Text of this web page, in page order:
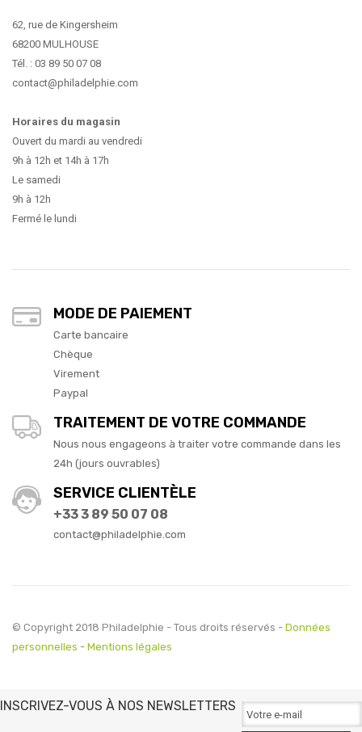
62, rue de Kingersheim
68200 MULHOUSE
Tél. : 03 89 50 07 08
contact@philadelphie.com
Horaires du magasin
Ouvert du mardi au vendredi
9h à 12h et 14h à 17h
Le samedi
9h à 12h
Fermé le lundi
MODE DE PAIEMENT
Carte bancaire
Chèque
Virement
Paypal
TRAITEMENT DE VOTRE COMMANDE
Nous nous engageons à traiter votre commande dans les
24h (jours ouvrables)
SERVICE CLIENTÈLE
+33 3 89 50 07 08
contact@philadelphie.com
© Copyright 2018 Philadelphie - Tous droits réservés - Données
personnelles - Mentions légales
INSCRIVEZ-VOUS À NOS NEWSLETTERS